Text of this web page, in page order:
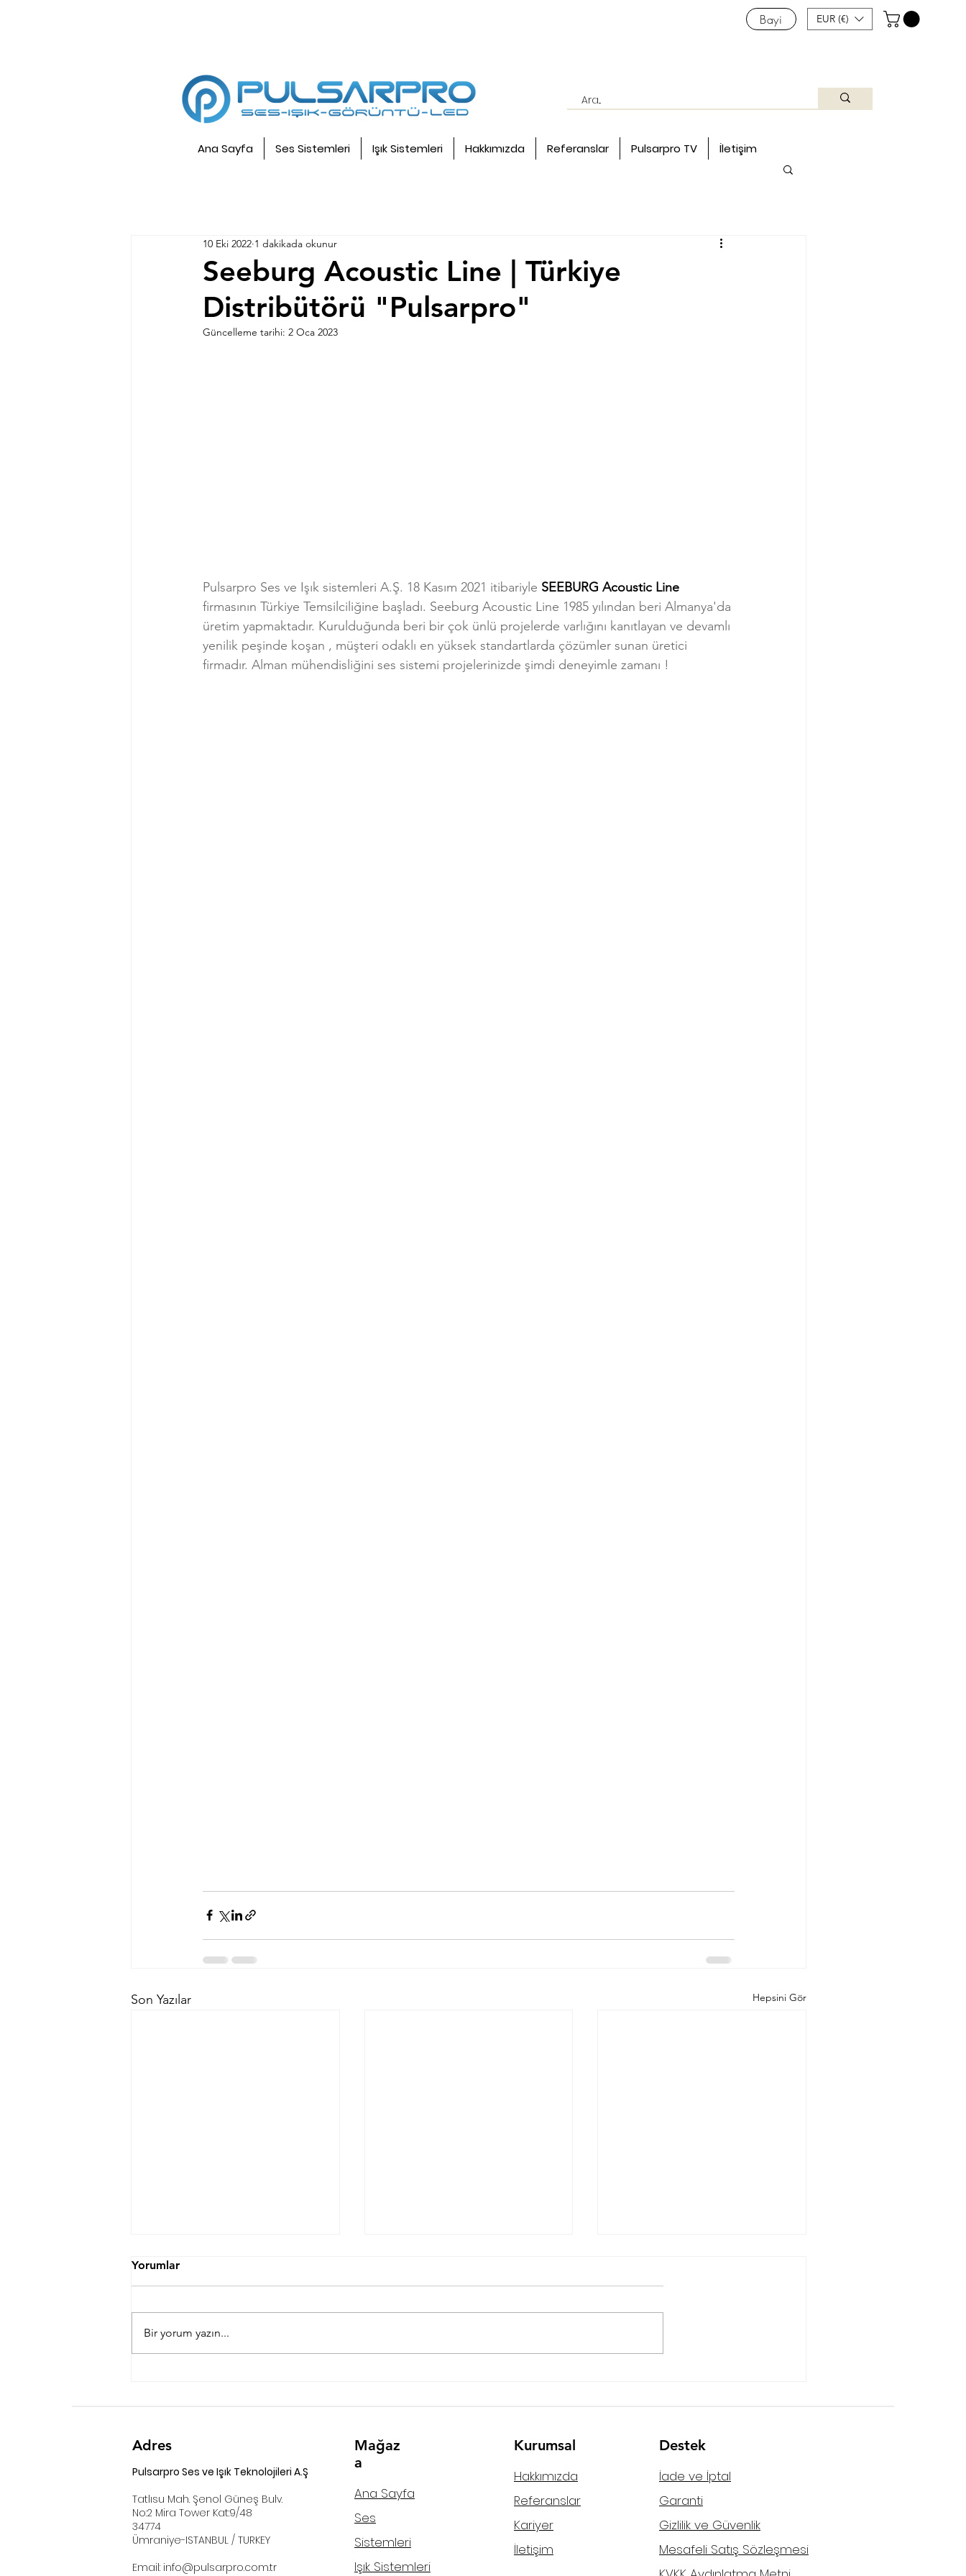
Bayi EUR (€)
Ana Sayfa Ses Sistemleri Işık Sistemleri Hakkımızda Referanslar Pulsarpro TV İletişim
Seeburg Acoustic Line | Türkiye
Distribütörü "Pulsarpro"
10 Eki 2022 1 dakikada okunur
Güncelleme tarihi: 2 Oca 2023
Pulsarpro Ses ve Işık sistemleri A.Ş. 18 Kasım 2021 itibariyle SEEBURG Acoustic Line
firmasının Türkiye Temsilciliğine başladı. Seeburg Acoustic Line 1985 yılından beri Almanya'da
üretim yapmaktadır. Kurulduğunda beri bir çok ünlü projelerde varlığını kanıtlayan ve devamlı
yenilik peşinde koşan , müşteri odaklı en yüksek standartlarda çözümler sunan üretici
firmadır. Alman mühendisliğini ses sistemi projelerinizde şimdi deneyimle zamanı !
Son Yazılar Hepsini Gör
Day One Kylios,İstanbul
Della Fame / Ataşehir
Yorumlar
Bir yorum yazın...
Adres
Mağaz
a
Ana Sayfa
Ses
Sistemleri
Işık Sistemleri
Kurumsal
Hakkımızda
Referanslar
Kariyer
İletişim
Destek
İade ve İptal
Garanti
Gizlilik ve Güvenlik
Mesafeli Satış Sözleşmesi
Pulsarpro Ses ve Işık Teknolojileri A.Ş
Tatlısu Mah. Şenol Güneş Bulv.
No:2 Mira Tower Kat:9/48
34774
Ümraniye-ISTANBUL / TURKEY
Email: info@pulsarpro.com.tr